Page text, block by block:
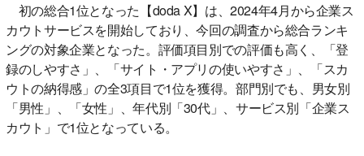
初の総合1位となった【doda X】は、2024年4月から企業ス
カウトサービスを開始しており、今回の調査から総合ランキ
ングの対象企業となった。評価項目別での評価も高く、「登
録のしやすさ」、「サイト・アプリの使いやすさ」、「スカ
ウトの納得感」の全3項目で1位を獲得。部門別でも、男女別
「男性」、「女性」、年代別「30代」、サービス別「企業ス
カウト」で1位となっている。